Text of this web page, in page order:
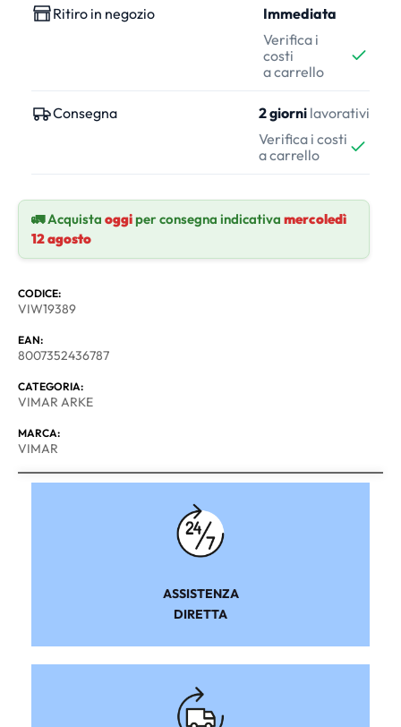
Ritiro in negozio
Immediata
Verifica i
costi
a carrello
Consegna 2 giorni lavorativi
Verifica i costi
a carrello
🚛 Acquista oggiper consegna indicativa mercoledì
12 agosto
CODICE:
VIW19389
EAN:
8007352436787
CATEGORIA:
VIMAR ARKE
MARCA:
VIMAR
ASSISTENZA
DIRETTA